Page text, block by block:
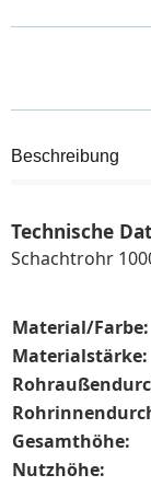
Beschreibung
Technische
Schachtrohr
Material/
Materialstärke:
Gesamthöhe:
Nutzhöhe: